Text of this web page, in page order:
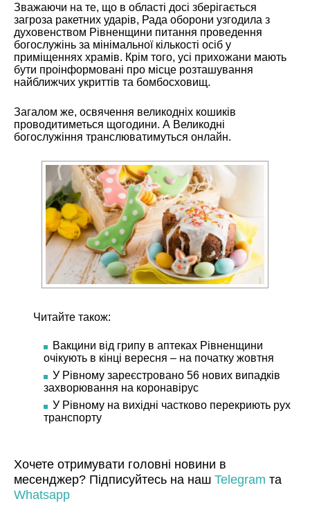
Зважаючи на те, що в області досі зберігається
загроза ракетних ударів, Рада оборони узгодила з
духовенством Рівненщини питання проведення
богослужінь за мінімальної кількості осіб у
приміщеннях храмів. Крім того, усі прихожани мають
бути проінформовані про місце розташування
найближчих укриттів та бомбосховищ.
Загалом же, освячення великодніх кошиків
проводитиметься щогодини. А Великодні
богослужіння транслюватимуться онлайн.
Читайте також:
Вакцини від грипу в аптеках Рівненщини
очікують в кінці вересня – на початку жовтня
У Рівному зареєстровано 56 нових випадків
захворювання на коронавірус
У Рівному на вихідні частково перекриють рух
транспорту
Хочете отримувати головні новини в
месенджер? Підписуйтесь на наш Telegram та
Whatsapp